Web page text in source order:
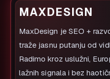
MAXDESIGN
MaxDesign je SEO +
traže jasnu putanju od
Radimo kroz uslužni,
lažnih signala i bez